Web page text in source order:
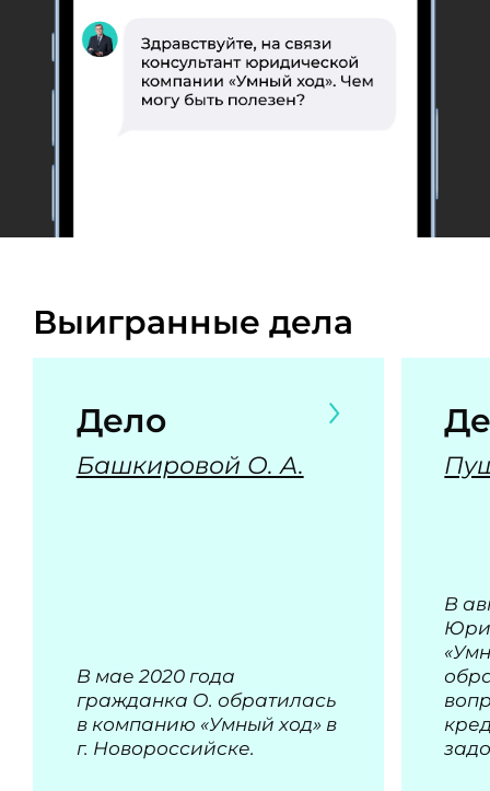
Выигранные дела
Дело
Башкировой О. А.
В мае 2020 года
гражданка О. обратилась
в компанию «Умный ход» в
г. Новороссийске.
В